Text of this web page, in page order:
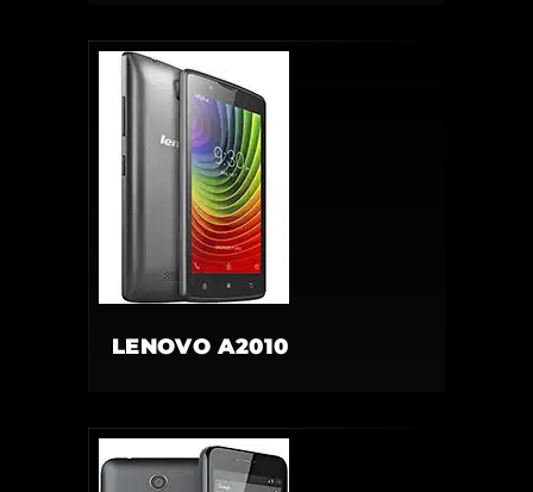
LENOVO A2010